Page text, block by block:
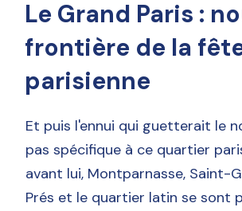
Le Grand Paris :
frontière de la
parisienne
Et puis l'ennui qui guetterait le
pas spécifique à ce quartier
avant lui, Montparnasse, Saint-
Prés et le quartier latin se sont